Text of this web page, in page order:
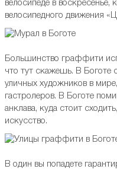
велосипеде в воскресенье,
велосипедного движения
Большинство граффити
что тут скажешь. В Боготе
уличных художников в
гастролеров. В Боготе
анклава, куда стоит
искусство.
В один вы попадете